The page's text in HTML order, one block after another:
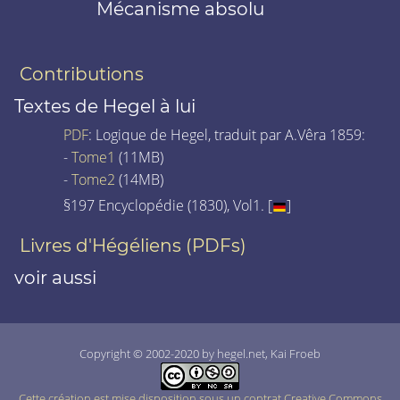
Mécanisme absolu
Contributions
Textes de Hegel à lui
PDF: Logique de Hegel, traduit par A.Vêra 1859:
-Tome1 (11MB)
-Tome2 (14MB)
§197 Encyclopédie (1830), Vol1. [
]
Livres d'Hégéliens (PDFs)
voir aussi
Copyright © 2002-2020 by hegel.net, Kai Froeb